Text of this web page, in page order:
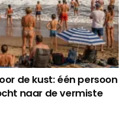
de kust: één persoon
naar de vermiste